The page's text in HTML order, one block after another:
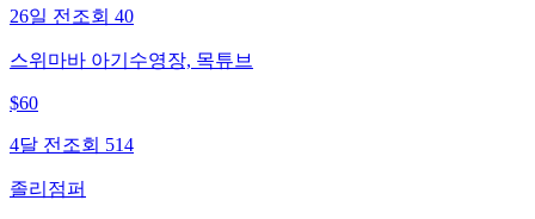
26일 전 조회 40
스위마바 아기수영장, 목튜브
$60
4달 전 조회 514
졸리점퍼